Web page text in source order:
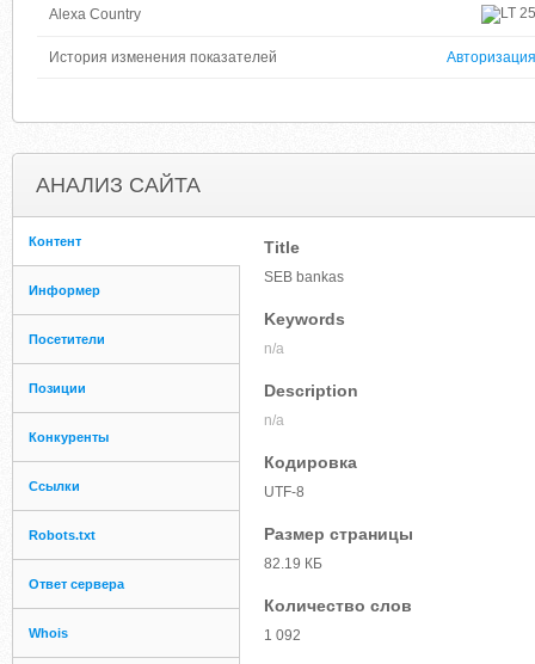
Alexa Country 25
История изменения показателей Авторизация
АНАЛИЗ САЙТА
Контент
Информер
Посетители
Позиции
Конкуренты
Ссылки
Robots.txt
Ответ сервера
Whois
Title
SEB bankas
Keywords
n/a
Description
n/a
Кодировка
UTF-8
Размер страницы
82.19 КБ
Количество слов
1 092